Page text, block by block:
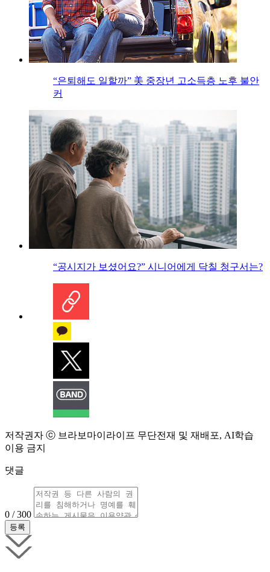
“은퇴해도 일할까” 美 중장년 고소득층 노후 불안
커
“공시지가 보셨어요?” 시니어에게 닥칠 청구서는?
저작권자 ⓒ 브라보마이라이프 무단전재 및 재배포, AI학습
이용 금지
댓글
0 / 300